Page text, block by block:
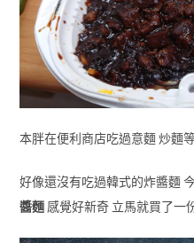
本胖在便利商店吃過意麵 炒麵
好像還沒有吃過韓式的炸醬麵
醬麵感覺好新奇 立馬就買了一